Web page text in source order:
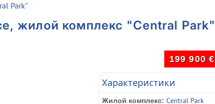
Park"
жилой комплекс "Central Park"
199 900€
Характеристики
Жилой комплекс: Central Park